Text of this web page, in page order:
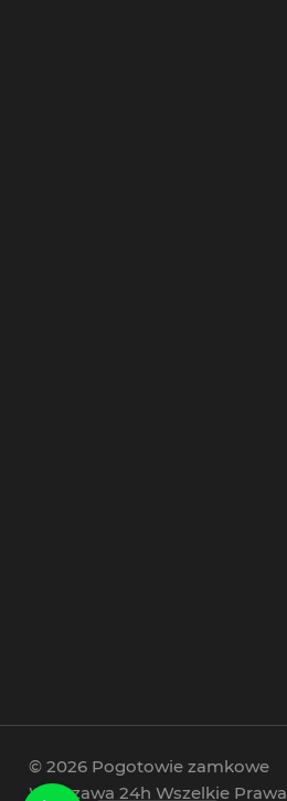
© 2026 Pogotowie zamkowe
Warszawa 24h Wszelkie Prawa